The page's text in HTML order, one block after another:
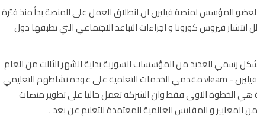
المؤسس لمنصة فيليرن ان انطلاق العمل على المنصة بدأ منذ فترة
فيروس كورونا و اجراءات التباعد الاجتماعي التي تطبقها دول
رسمي للعديد من المؤسسات السورية بداية الشهر الثالث من العام
الحالي والنتائج كانت مثالية حيث يأمل محمد ان تساعد فيليرن - vlearn مقدمي الخدمات التعلمية على عودة نشاطهم التعليمي
هي الخطوة الاولى فقط وان الشركة تعمل حاليا على تطوير منصات
المعايير و المقايس العالمية المعتمدة للتعليم عن بعد .